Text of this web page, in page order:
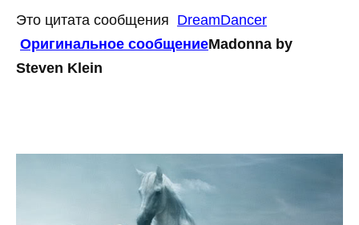
Это цитата сообщения DreamDancer
Оригинальное сообщениеMadonna by
Steven Klein